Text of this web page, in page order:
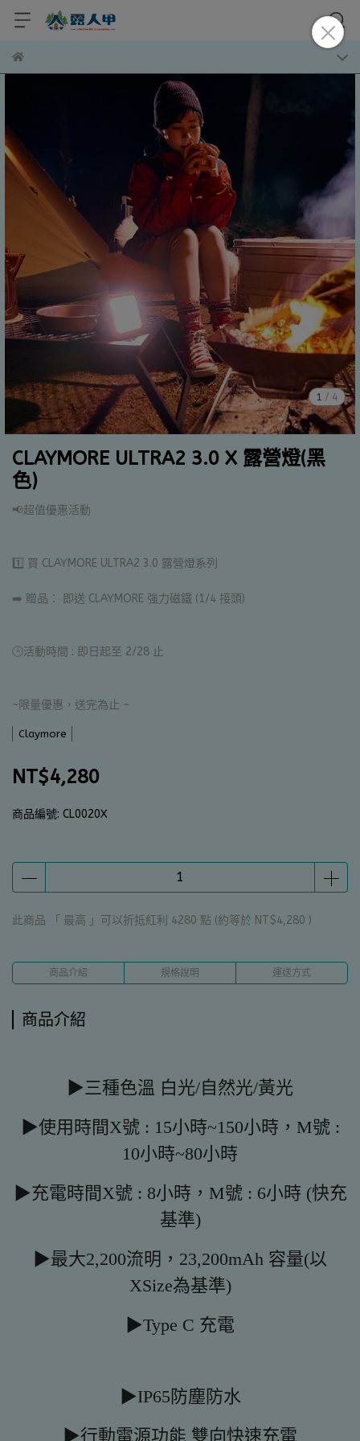
1 / 4
CLAYMORE ULTRA2 3.0 X 露營燈(黑
色)
📢超值優惠活動
1️⃣ 買 CLAYMORE ULTRA2 3.0 露營燈系列
➡️ 贈品： 即送 CLAYMORE 強力磁鐵 (1/4 接頭)
🕒活動時間 : 即日起至 2/28 止
~限量優惠，送完為止 ~
Claymore
NT$4,280
商品編號: CL0020X
此商品 「 最高 」可以折抵紅利 4280 點 (約等於 NT$4,280 )
商品介紹 規格說明 運送方式
商品介紹
▶三種色溫 白光/自然光/黃光
▶使用時間X號 : 15小時~150小時，M號 :
10小時~80小時
▶充電時間X號 : 8小時，M號 : 6小時 (快充
基準)
▶最大2,200流明，23,200mAh 容量(以
XSize為基準)
▶Type C 充電
▶IP65防塵防水
▶行動電源功能 雙向快速充電